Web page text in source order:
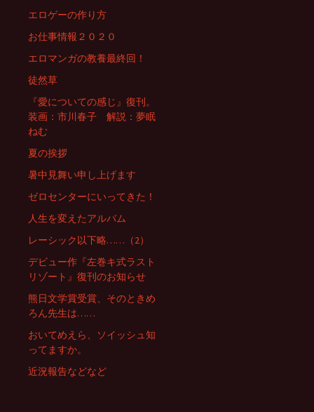
エロゲーの作り方
お仕事情報２０２０
エロマンガの教養最終回！
徒然草
『愛についての感じ』復刊。
装画：市川春子 解説：夢眠
ねむ
夏の挨拶
暑中見舞い申し上げます
ゼロセンターにいってきた！
人生を変えたアルバム
レーシック以下略……（2）
デビュー作『左巻キ式ラスト
リゾート』復刊のお知らせ
熊日文学賞受賞、そのときめ
ろん先生は……
おいてめえら、ソイッシュ知
ってますか。
近況報告などなど